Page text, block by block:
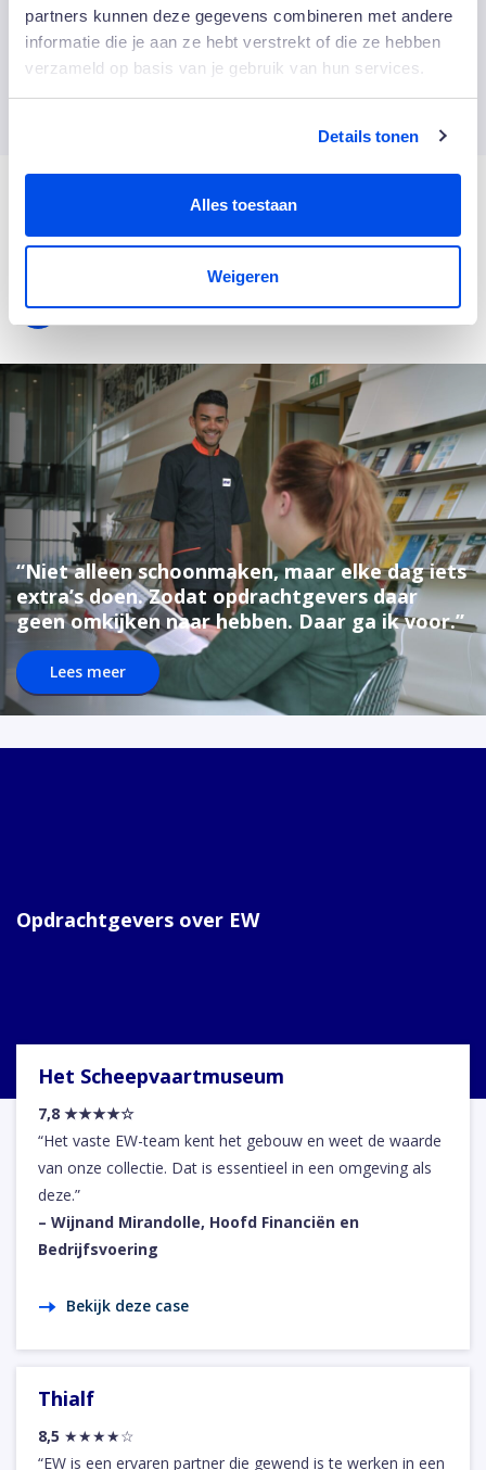
partners kunnen deze gegevens combineren met andere
informatie die je aan ze hebt verstrekt of die ze hebben
verzameld op basis van je gebruik van hun services.
Details tonen
Alles toestaan
Weigeren
Een greep uit onze opdrachtgevers van
“Niet alleen schoonmaken, maar elke dag iets
extra’s doen. Zodat opdrachtgevers daar
geen omkijken naar hebben. Daar ga ik voor.”
Lees meer
Opdrachtgevers over EW
Het Scheepvaartmuseum
7,8 ★★★★☆
“Het vaste EW-team kent het gebouw en weet de waarde
van onze collectie. Dat is essentieel in een omgeving als
deze.”
– Wijnand Mirandolle, Hoofd Financiën en
Bedrijfsvoering
Bekijk deze case
Thialf
8,5 ★★★★☆
“EW is een ervaren partner die gewend is te werken in een